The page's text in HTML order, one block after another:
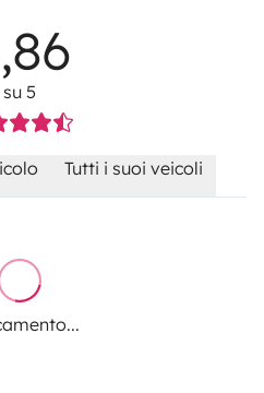
su 5
Tutti i suoi veicoli